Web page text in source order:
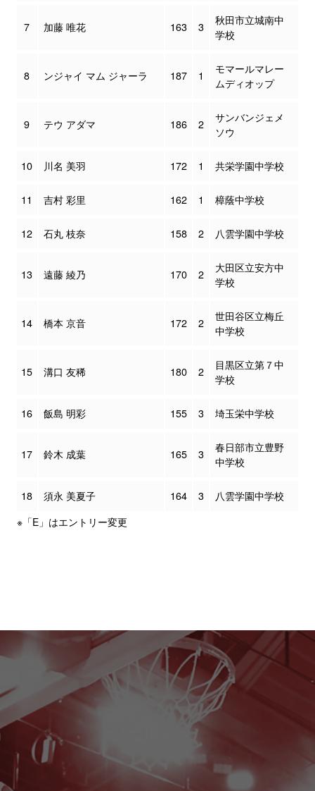
7 加藤 唯花 163 3
秋田市立城南中
学校
8 ンジャイ マム ジャーラ 187 1
モマールマレー
ムディオップ
9 テウ アダマ 186 2
サンバンジェメ
ソウ
10 川名 美羽 172 1 共栄学園中学校
11 吉村 彩里 162 1 樟蔭中学校
12 石丸 枝奈 158 2 八雲学園中学校
13 遠藤 綾乃 170 2
大田区立安方中
学校
14 橋本 京音 172 2
世田谷区立梅丘
中学校
15 溝口 友稀 180 2
目黒区立第７中
学校
16 飯島 明彩 155 3 埼玉栄中学校
17 鈴木 成葉 165 3
春日部市立豊野
中学校
18 須永 美夏子 164 3
八雲学園中学校
※「E」はエントリー変更